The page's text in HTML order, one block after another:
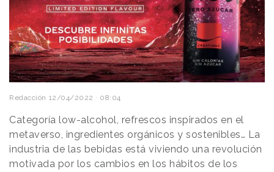
Redacción 12/04/2022 · 08:04
Categoría low-alcohol, refrescos inspirados en el
metaverso, ingredientes orgánicos y sostenibles… La
industria de las bebidas está viviendo una revolución
motivada por los cambios en los hábitos de los